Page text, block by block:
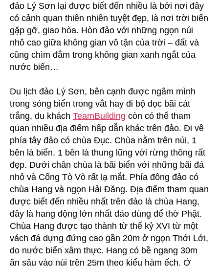
đảo Lý Sơn lại được biết đến nhiều là bởi nơi đây
có cảnh quan thiên nhiên tuyệt đẹp, là nơi trời biển
gặp gỡ, giao hòa. Hòn đảo với những ngọn núi
nhô cao giữa không gian vô tận của trời – đất và
cũng chìm đắm trong không gian xanh ngắt của
nước biển…
Du lịch đảo Lý Sơn, bên cạnh được ngâm mình
trong sóng biển trong vắt hay đi bộ dọc bãi cát
trắng, du khách TeamBuilding còn có thể tham
quan nhiều địa điểm hấp dẫn khác trên đảo. Đi về
phía tây đảo có chùa Đục. Chùa nằm trên núi, 1
bên là biển, 1 bên là thung lũng với rừng thông rất
đẹp. Dưới chân chùa là bãi biển với những bãi đá
nhỏ và Cổng Tò Vò rất lạ mắt. Phía đông đảo có
chùa Hang và ngọn Hải Đăng. Địa điểm tham quan
được biết đến nhiều nhất trên đảo là chùa Hang,
đây là hang động lớn nhất đảo dùng để thờ Phật.
Chùa Hang được tạo thành từ thế kỷ XVI từ một
vách đá dựng đứng cao gần 20m ở ngọn Thới Lới,
do nước biển xâm thực. Hang có bề ngang 30m
ăn sâu vào núi trên 25m theo kiểu hàm ếch. Ở